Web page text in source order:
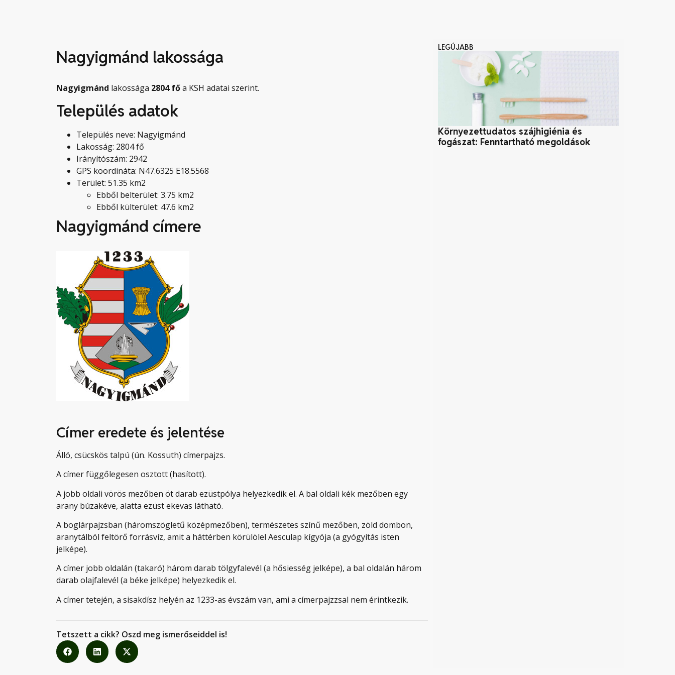
Nagyigmánd lakossága
Nagyigmánd lakossága 2804 főa KSH adatai szerint.
Település adatok
Település neve: Nagyigmánd
Lakosság: 2804 fő
Irányítószám: 2942
GPS koordináta: N47.6325 E18.5568
Terület: 51.35 km2
Ebből belterület: 3.75 km2
Ebből külterület: 47.6 km2
Nagyigmánd címere
Címer eredete és jelentése
Álló, csücskös talpú (ún. Kossuth) címerpajzs.
A címer függőlegesen osztott (hasított).
A jobb oldali vörös mezőben öt darab ezüstpólya helyezkedik el. A bal oldali kék mezőben egy
arany búzakéve, alatta ezüst ekevas látható.
A boglárpajzsban (háromszögletű középmezőben), természetes színű mezőben, zöld dombon,
aranytálból feltörő forrásvíz, amit a háttérben körülölel Aesculap kígyója (a gyógyítás isten
jelképe).
A címer jobb oldalán (takaró) három darab tölgyfalevél (a hősiesség jelképe), a bal oldalán három
darab olajfalevél (a béke jelképe) helyezkedik el.
A címer tetején, a sisakdísz helyén az 1233-as évszám van, ami a címerpajzzsal nem érintkezik.
Tetszett a cikk? Oszd meg ismerőseiddel is!
LEGÚJABB
Környezettudatos szájhigiénia és
fogászat: Fenntartható megoldások